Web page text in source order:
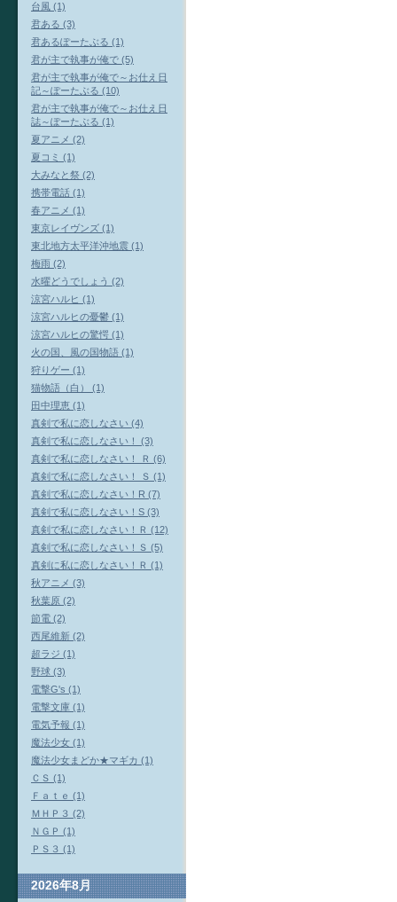
台風 (1)
君ある (3)
君あるぽーたぶる (1)
君が主で執事が俺で (5)
君が主で執事が俺で～お仕え日
記～ぽーたぶる (10)
君が主で執事が俺で～お仕え日
誌～ぽーたぶる (1)
夏アニメ (2)
夏コミ (1)
大みなと祭 (2)
携帯電話 (1)
春アニメ (1)
東京レイヴンズ (1)
東北地方太平洋沖地震 (1)
梅雨 (2)
水曜どうでしょう (2)
涼宮ハルヒ (1)
涼宮ハルヒの憂鬱 (1)
涼宮ハルヒの驚愕 (1)
火の国、風の国物語 (1)
狩りゲー (1)
猫物語（白） (1)
田中理恵 (1)
真剣で私に恋しなさい (4)
真剣で私に恋しなさい！ (3)
真剣で私に恋しなさい！ Ｒ (6)
真剣で私に恋しなさい！ Ｓ (1)
真剣で私に恋しなさい！R (7)
真剣で私に恋しなさい！S (3)
真剣で私に恋しなさい！Ｒ (12)
真剣で私に恋しなさい！Ｓ (5)
真剣に私に恋しなさい！Ｒ (1)
秋アニメ (3)
秋葉原 (2)
節電 (2)
西尾維新 (2)
超ラジ (1)
野球 (3)
電撃G's (1)
電撃文庫 (1)
電気予報 (1)
魔法少女 (1)
魔法少女まどか★マギカ (1)
ＣＳ (1)
Ｆａｔｅ (1)
ＭＨＰ３ (2)
ＮＧＰ (1)
ＰＳ３ (1)
2026年8月